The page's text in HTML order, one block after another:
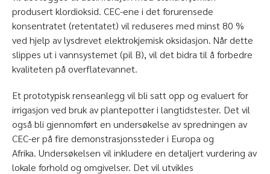
produsert klordioksid. CEC-ene i det forurensede
konsentratet (retentatet) vil reduseres med minst 80 %
ved hjelp av lysdrevet elektrokjemisk oksidasjon. Når dette
slippes ut i vannsystemet (pil B), vil det bidra til å forbedre
kvaliteten på overflatevannet.
Et prototypisk renseanlegg vil bli satt opp og evaluert for
irrigasjon ved bruk av plantepotter i langtidstester. Det vil
også bli gjennomført en undersøkelse av spredningen av
CEC-er på fire demonstrasjonssteder i Europa og
Afrika. Undersøkelsen vil inkludere en detaljert vurdering av
lokale forhold og omgivelser. Det vil utvikles